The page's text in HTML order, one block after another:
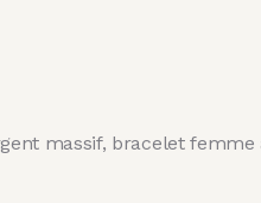
massif, bracelet